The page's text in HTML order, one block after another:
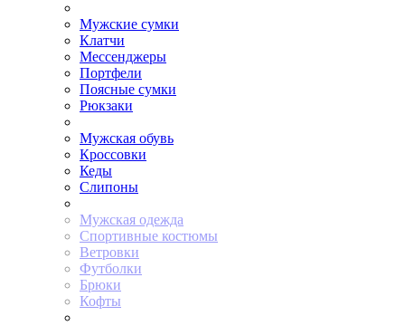
Мужские сумки
Клатчи
Мессенджеры
Портфели
Поясные сумки
Рюкзаки
Мужская обувь
Кроссовки
Кеды
Слипоны
Мужская одежда
Спортивные костюмы
Ветровки
Футболки
Брюки
Кофты